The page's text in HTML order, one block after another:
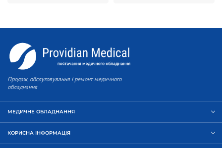
Продаж, обслуговування і ремонт медичного
обладнання
МЕДИЧНЕ ОБЛАДНАННЯ
КОРИСНА ІНФОРМАЦІЯ